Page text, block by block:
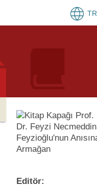
TR
Editör: